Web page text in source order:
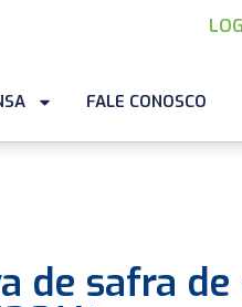
FALE CONOSCO
de safra de